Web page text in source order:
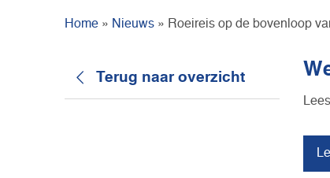
Home » Nieuws » Roeireis op de bovenloop
Terug naar overzicht